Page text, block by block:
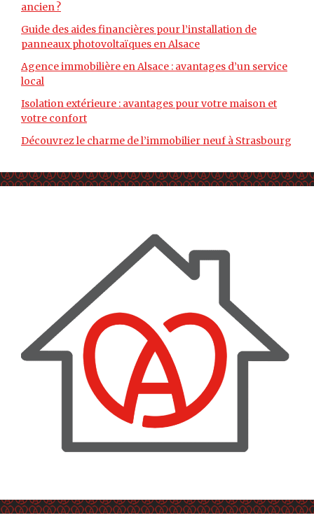
ancien ?
Guide des aides financières pour l’installation de
panneaux photovoltaïques en Alsace
Agence immobilière en Alsace : avantages d’un service
local
Isolation extérieure : avantages pour votre maison et
votre confort
Découvrez le charme de l’immobilier neuf à Strasbourg